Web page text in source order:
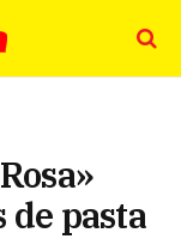
de pasta